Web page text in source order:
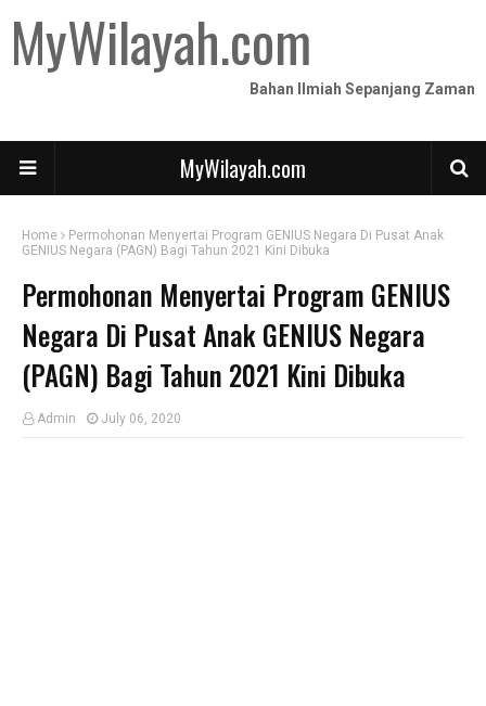
MyWilayah.com
Bahan Ilmiah Sepanjang Zaman
MyWilayah.com
Home
Permohonan Menyertai Program GENIUS Negara Di Pusat Anak
GENIUS Negara (PAGN) Bagi Tahun 2021 Kini Dibuka
Permohonan Menyertai Program GENIUS
Negara Di Pusat Anak GENIUS Negara
(PAGN) Bagi Tahun 2021 Kini Dibuka
Admin July 06, 2020